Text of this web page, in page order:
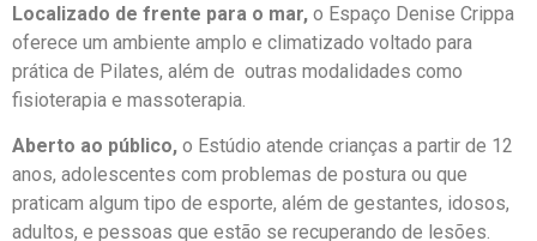
Localizado de frente para o mar, o Espaço Denise Crippa
oferece um ambiente amplo e climatizado voltado para
prática de Pilates, além de outras modalidades como
fisioterapia e massoterapia.
Aberto ao público, o Estúdio atende crianças a partir de 12
anos, adolescentes com problemas de postura ou que
praticam algum tipo de esporte, além de gestantes, idosos,
adultos, e pessoas que estão se recuperando de lesões.